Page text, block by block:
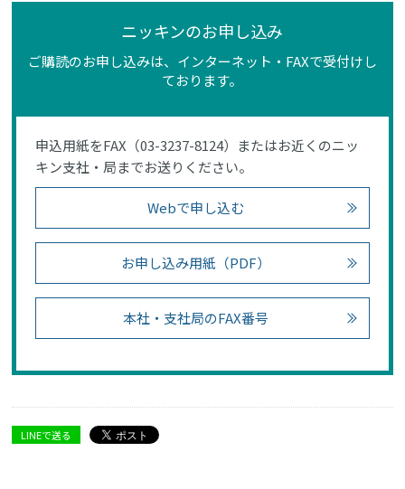
ニッキンのお申し込み
ご購読のお申し込みは、インターネット・FAXで受付けし
ております。
申込用紙をFAX（03-3237-8124）またはお近くのニッ
キン支社・局までお送りください。
Webで申し込む
お申し込み用紙（PDF）
本社・支社局のFAX番号
LINEで送る